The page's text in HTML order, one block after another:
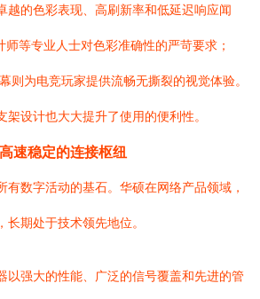
越的色彩表现、高刷新率和低延迟响应闻
等专业人士对色彩准确性的严苛要求；
则为电竞玩家提供流畅无撕裂的视觉体验。
设计也大大提升了使用的便利性。
速稳定的连接枢纽
有数字活动的基石。华硕在网络产品领域，
期处于技术领先地位。
以强大的性能、广泛的信号覆盖和先进的管